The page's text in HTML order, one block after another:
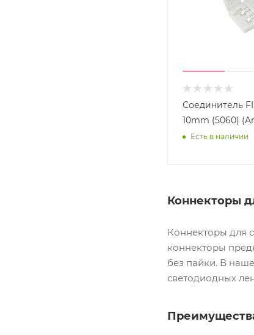
Соединитель
10mm (5060)
Есть в наличии
Коннекторы
Коннекторы для
коннекторы
без пайки. В
светодиодных